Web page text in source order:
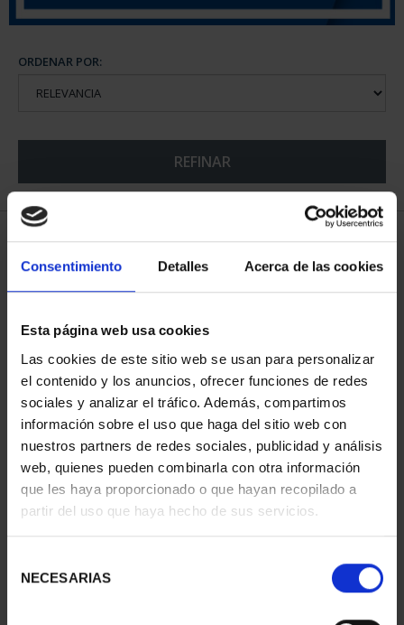
Consentimiento Detalles Acerca de las cookies
Esta página web usa cookies
Las cookies de este sitio web se usan para personalizar
el contenido y los anuncios, ofrecer funciones de redes
sociales y analizar el tráfico. Además, compartimos
información sobre el uso que haga del sitio web con
nuestros partners de redes sociales, publicidad y análisis
web, quienes pueden combinarla con otra información
que les haya proporcionado o que hayan recopilado a
partir del uso que haya hecho de sus servicios.
NECESARIAS
ORDENAR POR:
REFINAR
5 Productos encontrados
SUSCRIPCIÓN
CAPITALES DE
PROVINCIA 1
949,00 €
Sólo para usuarios
registrados
SUSCRIPCIÓN
CAPITALES DE
PROVINCIA 2
949,00 €
Sólo para usuarios
registrados